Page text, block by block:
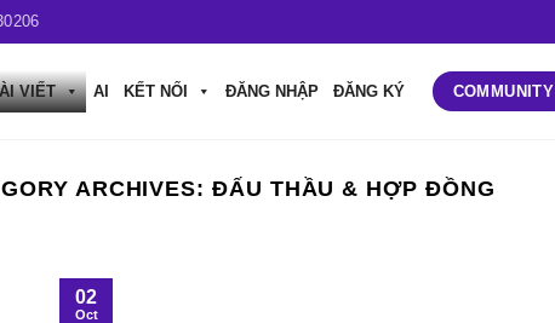
VIẾT AI KẾT NỐI ĐĂNG NHẬP ĐĂNG KÝ COMMUNITY
ARCHIVES: ĐẤU THẦU & HỢP ĐỒNG
02
Oct